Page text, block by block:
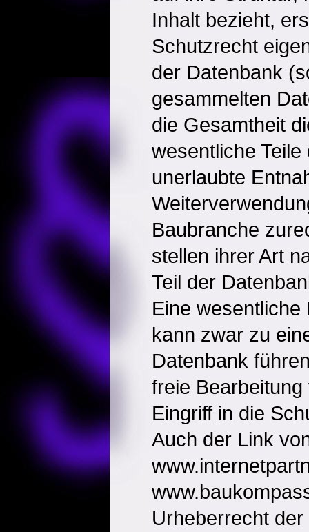
Inhalt bezieht,
Schutzrecht
der Datenbank
gesammelten
die Gesamtheit
wesentliche
unerlaubte
Baubranche
stellen ihrer Art
Teil der
Eine
kann zwar zu
Datenbank
freie
Eingriff in die
Auch der Link
Urheberrecht